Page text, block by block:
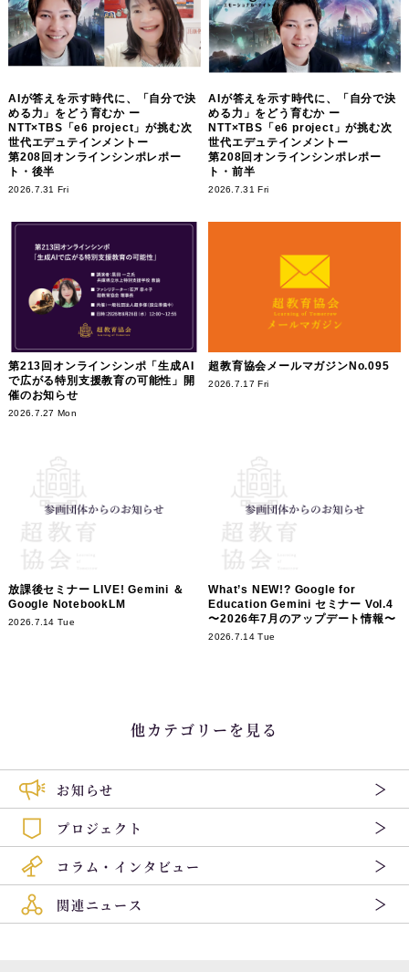
AIが答えを示す時代に、「自分で決
める力」をどう育むか ー
NTT×TBS「e6 project」が挑む次
世代エデュテインメントー
第208回オンラインシンポレポー
ト・後半
2026.7.31 Fri
AIが答えを示す時代に、「自分で決
める力」をどう育むか ー
NTT×TBS「e6 project」が挑む次
世代エデュテインメントー
第208回オンラインシンポレポー
ト・前半
2026.7.31 Fri
第213回オンラインシンポ「生成AI
で広がる特別支援教育の可能性」開
催のお知らせ
2026.7.27 Mon
超教育協会メールマガジンNo.095
2026.7.17 Fri
放課後セミナー LIVE! Gemini ＆
Google NotebookLM
2026.7.14 Tue
What’s NEW!? Google for
Education Gemini セミナー Vol.4
〜2026年7月のアップデート情報〜
2026.7.14 Tue
他カテゴリーを見る
お知らせ
プロジェクト
コラム・インタビュー
関連ニュース